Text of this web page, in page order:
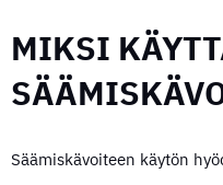
MIKSI
Säämiskävoiteen käytön